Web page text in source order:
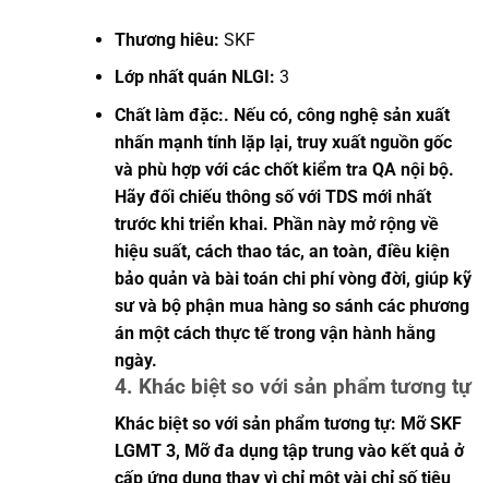
Thương hiêu: SKF
Lớp nhất quán NLGI: 3
Chất làm đặc:. Nếu có, công nghệ sản xuất
nhấn mạnh tính lặp lại, truy xuất nguồn gốc
và phù hợp với các chốt kiểm tra QA nội bộ.
Hãy đối chiếu thông số với TDS mới nhất
trước khi triển khai. Phần này mở rộng về
hiệu suất, cách thao tác, an toàn, điều kiện
bảo quản và bài toán chi phí vòng đời, giúp kỹ
sư và bộ phận mua hàng so sánh các phương
án một cách thực tế trong vận hành hằng
ngày.
4. Khác biệt so với sản phẩm tương tự
Khác biệt so với sản phẩm tương tự: Mỡ SKF
LGMT 3, Mỡ đa dụng tập trung vào kết quả ở
cấp ứng dụng thay vì chỉ một vài chỉ số tiêu